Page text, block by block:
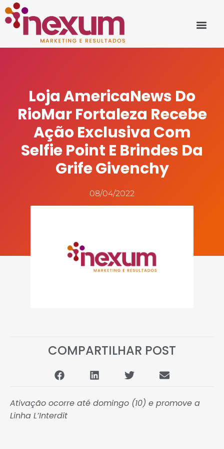
Loja AmericaNews Do
RioMar Fortaleza Recebe
Ação Exclusiva Com
Selfie Point E Brindes Da
Grife Givenchy
08/04/2022
COMPARTILHAR POST
Ativação ocorre até domingo (10) e promove a
Linha L’Interdit